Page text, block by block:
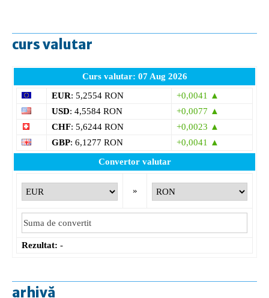
curs valutar
Curs valutar: 07 Aug 2026
EUR: 5,2554 RON
+0,0041 ▲
USD: 4,5584 RON
+0,0077 ▲
CHF: 5,6244 RON
+0,0023 ▲
GBP: 6,1277 RON
+0,0041 ▲
Convertor valutar
»
Rezultat: -
arhivă